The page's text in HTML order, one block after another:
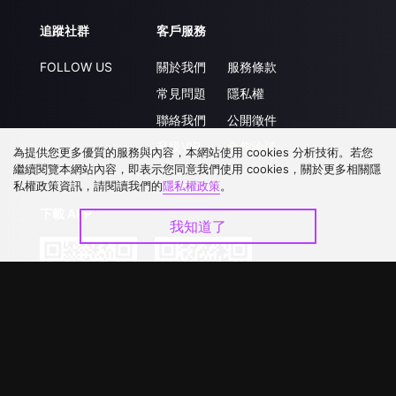
追蹤社群
FOLLOW US
客戶服務
關於我們
常見問題
聯絡我們
升級VIP
服務條款
隱私權
公開徵件
合作洽談
下載 APP
為提供您更多優質的服務與內容，本網站使用 cookies 分析技術。若您
繼續閱覽本網站內容，即表示您同意我們使用 cookies，關於更多相關隱
私權政策資訊，請閱讀我們的隱私權政策。
我知道了